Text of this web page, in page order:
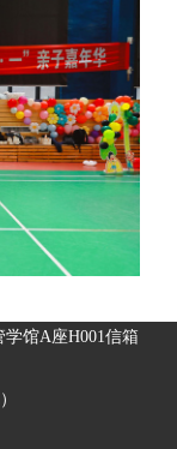
馆A座H001信箱